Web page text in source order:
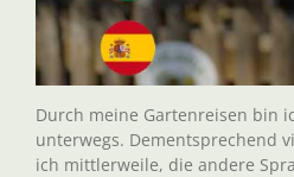
Durch meine Gartenreisen bin
unterwegs. Dementsprechend
ich mittlerweile, die andere